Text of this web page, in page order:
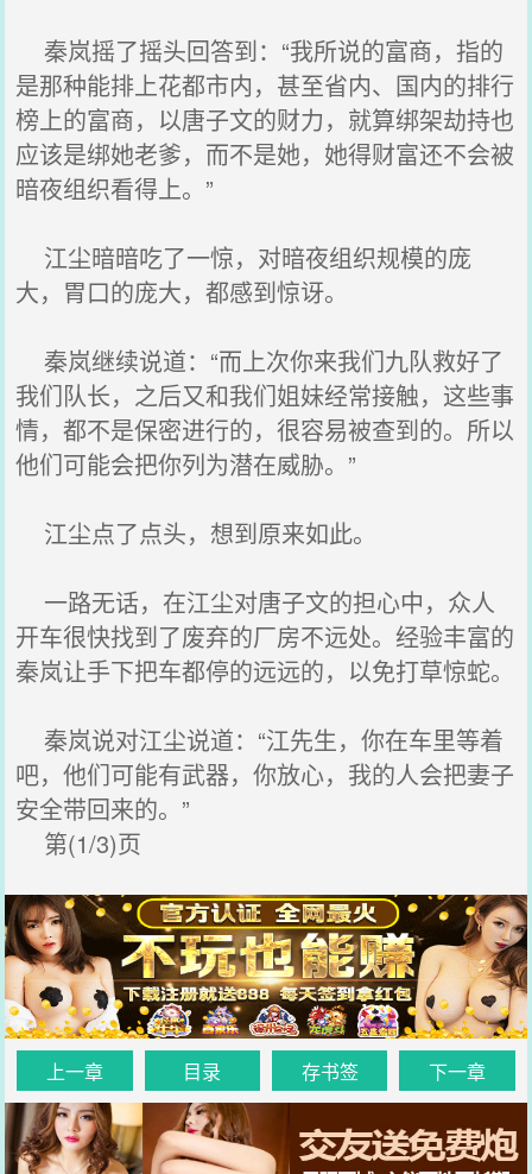
秦岚摇了摇头回答到：“我所说的富商，指的
是那种能排上花都市内，甚至省内、国内的排行
榜上的富商，以唐子文的财力，就算绑架劫持也
应该是绑她老爹，而不是她，她得财富还不会被
暗夜组织看得上。”
江尘暗暗吃了一惊，对暗夜组织规模的庞
大，胃口的庞大，都感到惊讶。
秦岚继续说道：“而上次你来我们九队救好了
我们队长，之后又和我们姐妹经常接触，这些事
情，都不是保密进行的，很容易被查到的。所以
他们可能会把你列为潜在威胁。”
江尘点了点头，想到原来如此。
一路无话，在江尘对唐子文的担心中，众人
开车很快找到了废弃的厂房不远处。经验丰富的
秦岚让手下把车都停的远远的，以免打草惊蛇。
秦岚说对江尘说道：“江先生，你在车里等着
吧，他们可能有武器，你放心，我的人会把妻子
安全带回来的。”
第(1/3)页
上一章 目录 存书签 下一章